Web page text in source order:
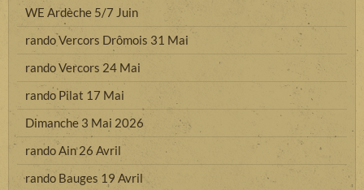
WE Ardèche 5/7 Juin
rando Vercors Drômois 31 Mai
rando Vercors 24 Mai
rando Pilat 17 Mai
Dimanche 3 Mai 2026
rando Ain 26 Avril
rando Bauges 19 Avril